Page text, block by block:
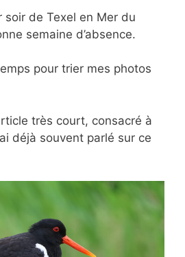
soir de Texel en Mer du
semaine d’absence.
pour trier mes photos
très court, consacré à
déjà souvent parlé sur ce